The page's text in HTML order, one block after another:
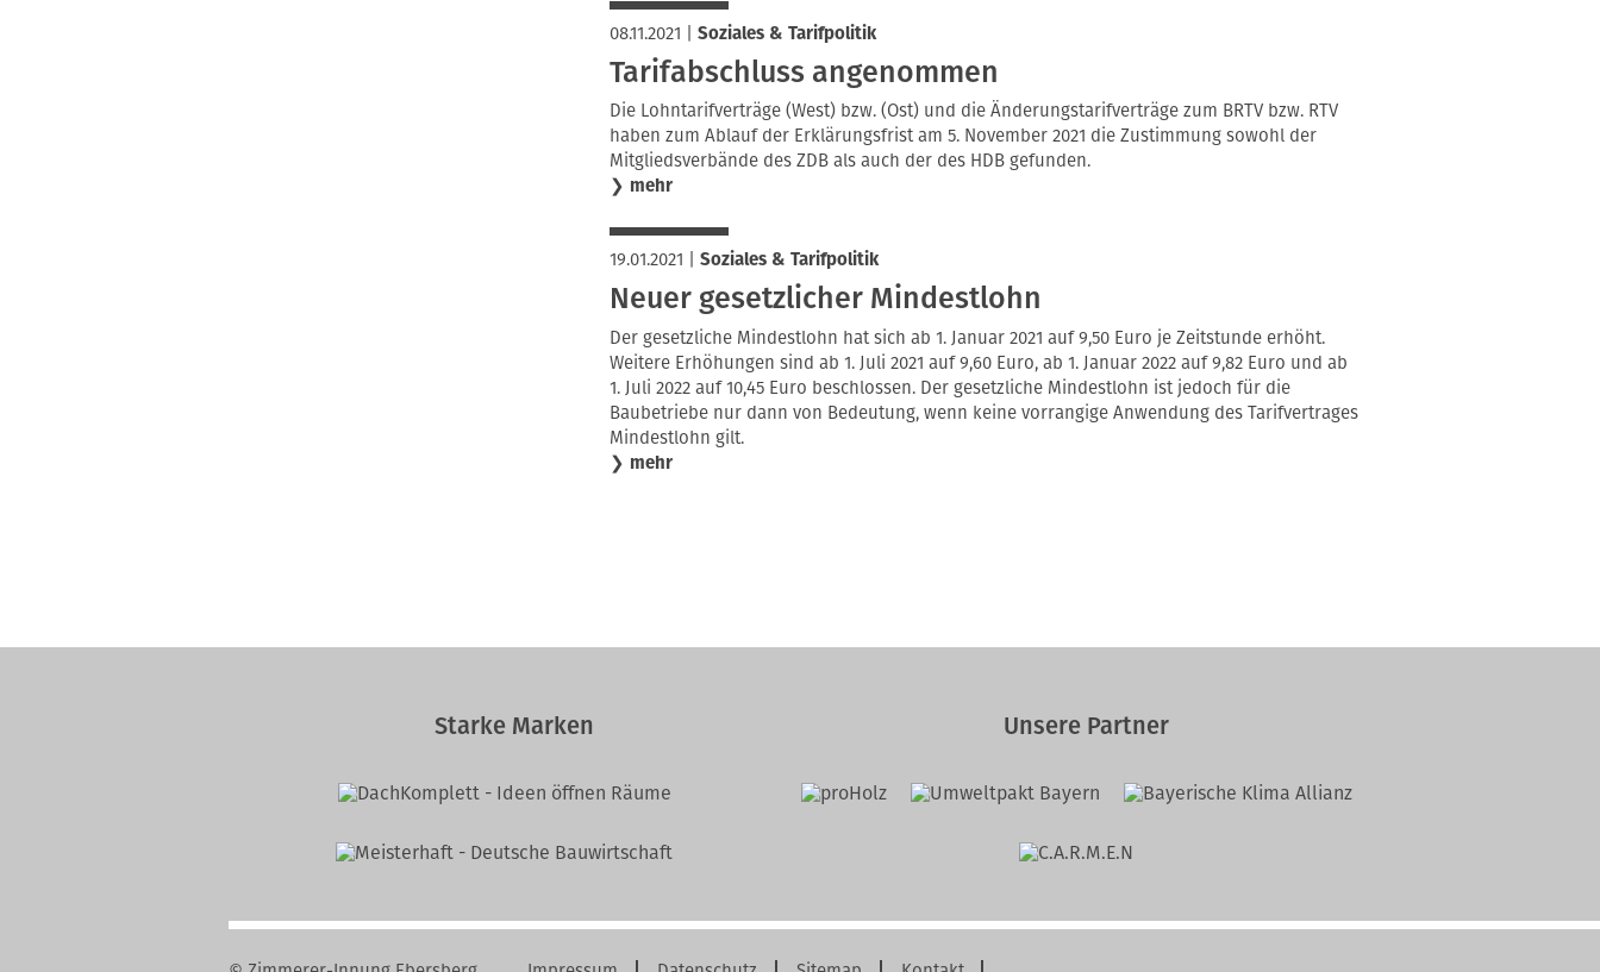
08.11.2021 Soziales & Tarifpolitik
Tarifabschluss angenommen
Die Lohntarifverträge (West) bzw. (Ost) und die Änderungstarifverträge zum BRTV bzw. RTV
haben zum Ablauf der Erklärungsfrist am 5. November 2021 die Zustimmung sowohl der
Mitgliedsverbände des ZDB als auch der des HDB gefunden.
❯ mehr
19.01.2021 Soziales & Tarifpolitik
Neuer gesetzlicher Mindestlohn
Der gesetzliche Mindestlohn hat sich ab 1. Januar 2021 auf 9,50 Euro je Zeitstunde erhöht.
Weitere Erhöhungen sind ab 1. Juli 2021 auf 9,60 Euro, ab 1. Januar 2022 auf 9,82 Euro und ab
1. Juli 2022 auf 10,45 Euro beschlossen. Der gesetzliche Mindestlohn ist jedoch für die
Baubetriebe nur dann von Bedeutung, wenn keine vorrangige Anwendung des Tarifvertrages
Mindestlohn gilt.
❯ mehr
Starke Marken Unsere Partner